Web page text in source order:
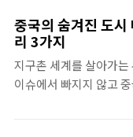
실 지리적으로 북경이
하지만 아무리 상해가 발
해도 북경은 여전히 중
치가 북경에서 이루어지
대부분 북경에 밀집되
다면 밤에 가이드 몰래
기억에 남는다. 그렇기
것이 또 음식이다. 나이
음식이 그리울 것이고,
중국의 숨겨진 도시
리 3가지
지구촌 세계를 살아가는
이슈에서 빠지지 않고